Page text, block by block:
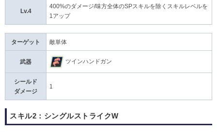
Lv.4
400%のダメージ/味方全体のSPスキルを除くスキルレベルを
1アップ
ターゲット 敵単体
武器 ツインハンドガン
シールド
ダメージ
1
スキル2：シングルストライクW